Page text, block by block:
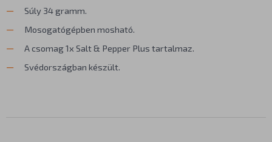
Súly 34 gramm.
Mosogatógépben mosható.
A csomag 1x Salt & Pepper Plus tartalmaz.
Svédországban készült.